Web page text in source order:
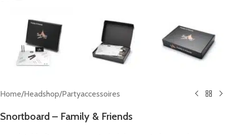
Home/Headshop/Partyaccessoires
Snortboard – Family & Friends